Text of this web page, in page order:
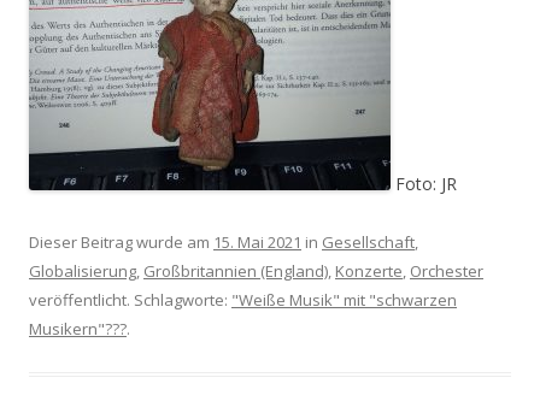
Foto: JR
Dieser Beitrag wurde am 15. Mai 2021 in Gesellschaft,
Globalisierung, Großbritannien (England), Konzerte, Orchester
veröffentlicht. Schlagworte: "Weiße Musik" mit "schwarzen
Musikern"???.